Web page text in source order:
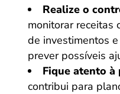
Realize o
monitorar receitas
de investimentos
prever possíveis
Fique atento à
contribui para